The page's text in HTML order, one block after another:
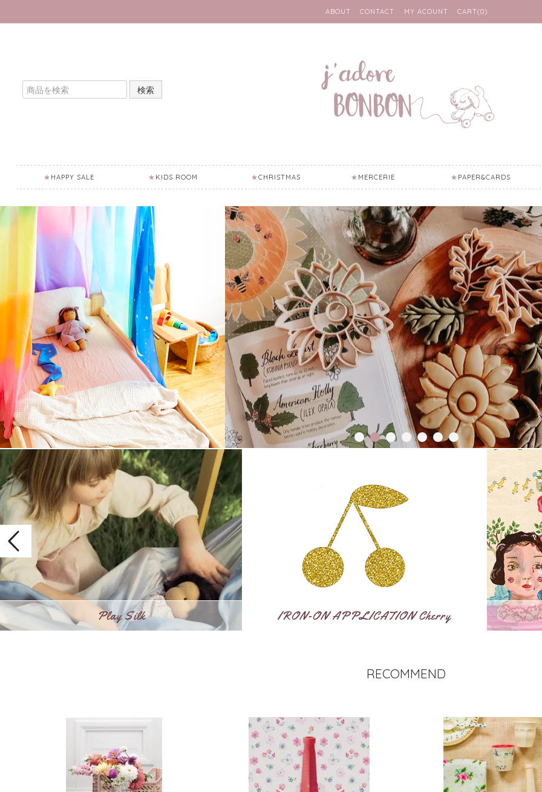
ABOUT CONTACT MY ACOUNT CART(0)
検索
HAPPY SALE KIDS ROOM CHRISTMAS MERCERIE PAPER&CARDS
ON APPLICATION Cherry NATHALIE LETE
RECOMMEND